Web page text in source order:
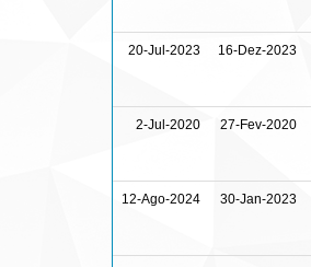
20-Jul-2023 16-Dez-2023
2-Jul-2020 27-Fev-2020
12-Ago-2024 30-Jan-2023